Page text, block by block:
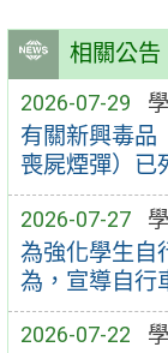
相關公告
2026-07-29
有關新興毒品
喪屍煙彈）已
2026-07-27
為強化學生自
為，宣導自行
2026-07-22